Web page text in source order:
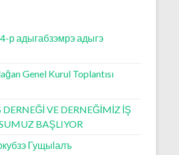
р адыгабзэмрэ адыгэ
Genel Kurul Toplantısı
VE DERNEĞİMİZ İŞ
BAŞLIYOR
Гущыӏалъ